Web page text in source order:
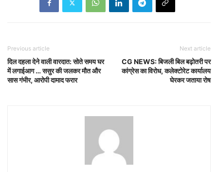
Previous article
दिल दहला देने वाली वारदात: सोते समय घर
में लगाईआग … ससुर की जलकर मौत और
सास गंभीर, आरोपी दामाद फरार
Next article
CG NEWS: बिजली बिल बढ़ोतरी पर
कांग्रेस का विरोध, कलेक्टोरेट कार्यालय
घेरकर जताया रोष